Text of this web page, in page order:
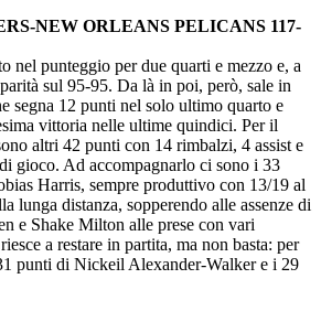
NEW ORLEANS PELICANS 117-
nel punteggio per due quarti e mezzo e, a
sul 95-95. Da là in poi, però, sale in
segna 12 punti nel solo ultimo quarto e
vittoria nelle ultime quindici. Per il
altri 42 punti con 14 rimbalzi, 4 assist e
gioco. Ad accompagnarlo ci sono i 33
Harris, sempre produttivo con 13/19 al
lunga distanza, sopperendo alle assenze di
e Shake Milton alle prese con vari
a restare in partita, ma non basta: per
punti di Nickeil Alexander-Walker e i 29